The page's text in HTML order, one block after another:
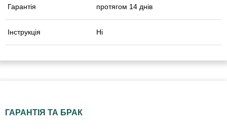
Гарантія
протягом 14 днів
Інструкція Ні
ГАРАНТІЯ ТА БРАК